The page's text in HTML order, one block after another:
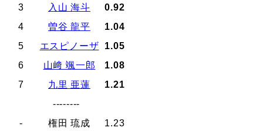
3
入山 海斗
0.92
4
曽谷 龍平
1.04
5
エスピノーザ
1.05
6
山﨑 颯一郎
1.08
7
九里 亜蓮
1.21
--------
-
権田 琉成 1.23